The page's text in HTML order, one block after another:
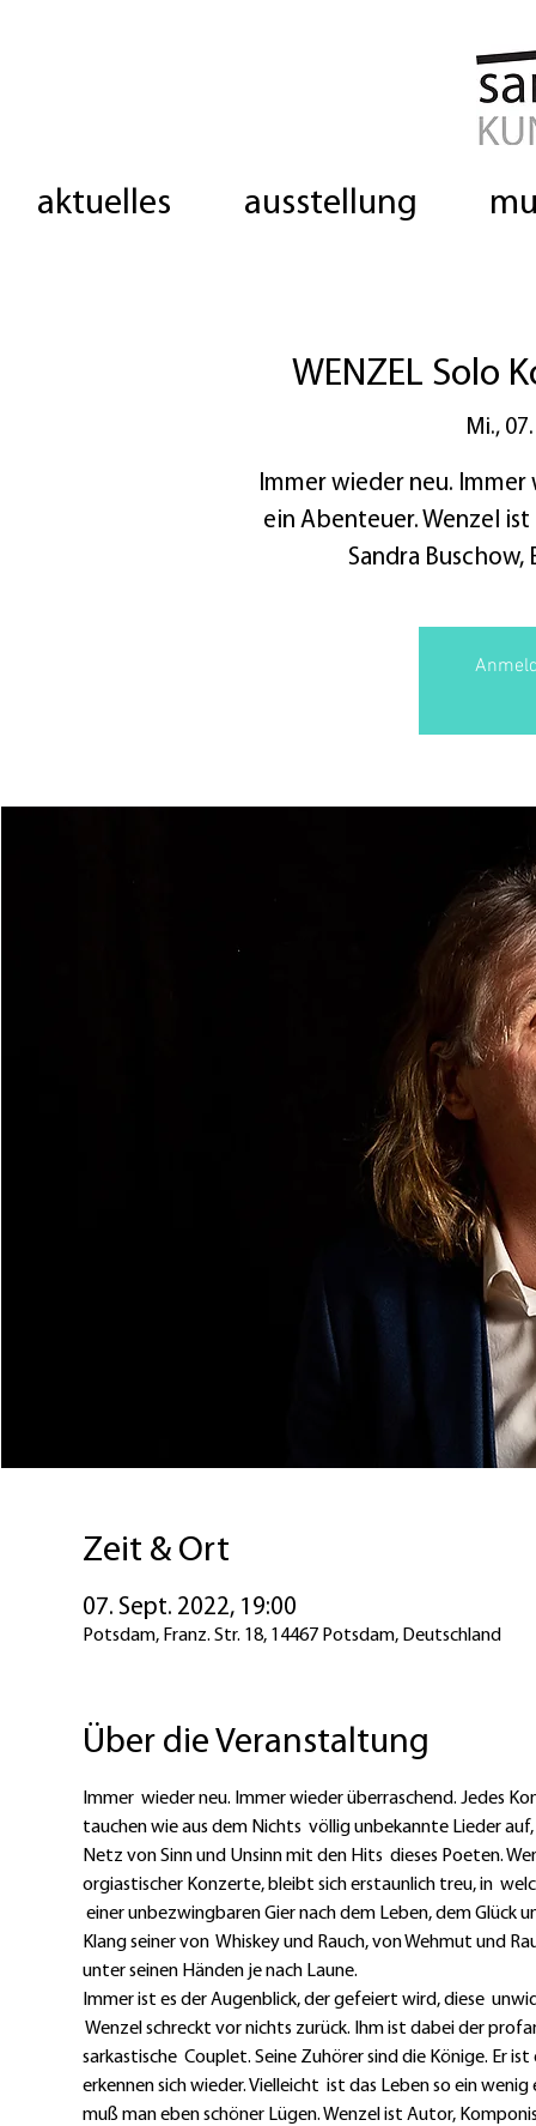
aktuelles ausstellung
WENZEL Solo
Mi.,
Immer wieder neu.
ein Abenteuer. Wenzel
Sandra
Zeit & Ort
07. Sept. 2022, 19:00
Potsdam, Franz. Str. 18, 14467 Potsdam, Deutschland
Über die Veranstaltung
Immer  wieder neu. Immer wieder überraschend. Jedes
tauchen wie aus dem Nichts  völlig unbekannte Lieder
Netz von Sinn und Unsinn mit den Hits  dieses Poeten.
orgiastischer Konzerte, bleibt sich erstaunlich treu, in
einer unbezwingbaren Gier nach dem Leben, dem Glück
Klang seiner von  Whiskey und Rauch, von Wehmut und
unter seinen Händen je nach Laune.
Immer ist es der Augenblick, der gefeiert wird, diese
Wenzel schreckt vor nichts zurück. Ihm ist dabei der
sarkastische  Couplet. Seine Zuhörer sind die Könige. Er
erkennen sich wieder. Vielleicht  ist das Leben so ein
muß man eben schöner Lügen. Wenzel ist Autor,